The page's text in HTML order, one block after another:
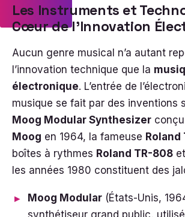
Les Instruments et
Cœur de l’Innovation
Aucun genre musical n’a autant
l’innovation technique que la
électronique. L’entrée de
musique se fait par des inventions
Moog Modular Synthesizer
Moog en 1964, la fameuse Roland
boîtes à rythmes Roland TR-808 et
les années 1980 constituent des
Moog Modular (États-Unis,